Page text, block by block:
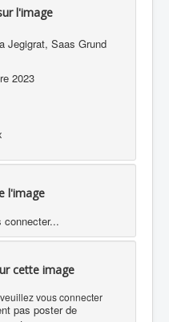
l'image
Jegigrat, Saas Grund
2023
l'image
connecter...
cette image
vous connecter
pas poster de